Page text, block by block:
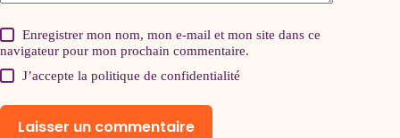
Enregistrer mon nom, mon e-mail et mon site dans ce
navigateur pour mon prochain commentaire.
J’accepte lapolitique de confidentialité
Laisser un commentaire